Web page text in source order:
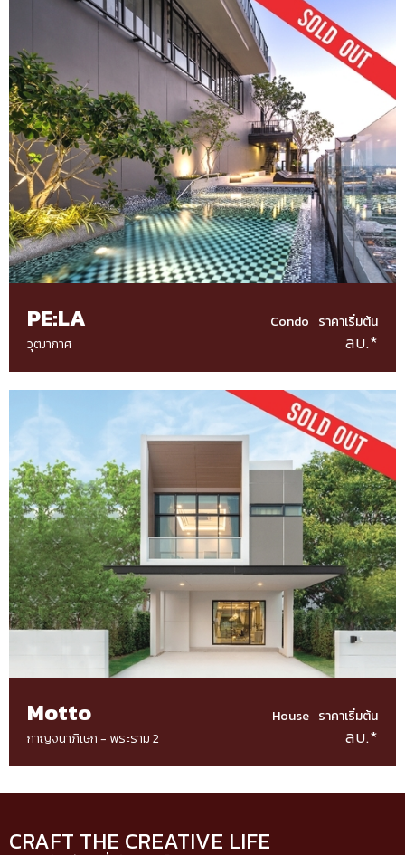
PE:LA
วุฒากาศ
Condo ราคาเริ่มต้น
ลบ.*
Motto
กาญจนาภิเษก - พระราม 2
House ราคาเริ่มต้น
ลบ.*
CRAFT THE CREATIVE LIFE